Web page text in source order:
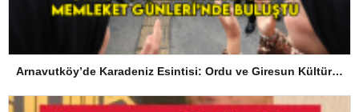
Arnavutköy’de Karadeniz Esintisi: Ordu ve Giresun Kültürü Memleket Günleri’nde Buluştu